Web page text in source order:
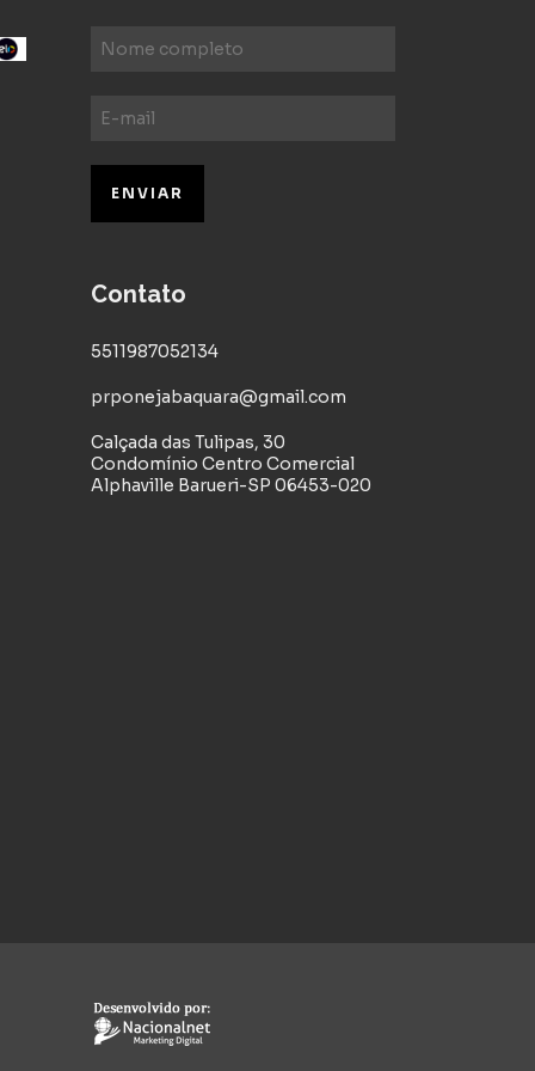
Contato
5511987052134
prponejabaquara@gmail.com
Calçada das Tulipas, 30
Condomínio Centro Comercial
Alphaville Barueri-SP 06453-020